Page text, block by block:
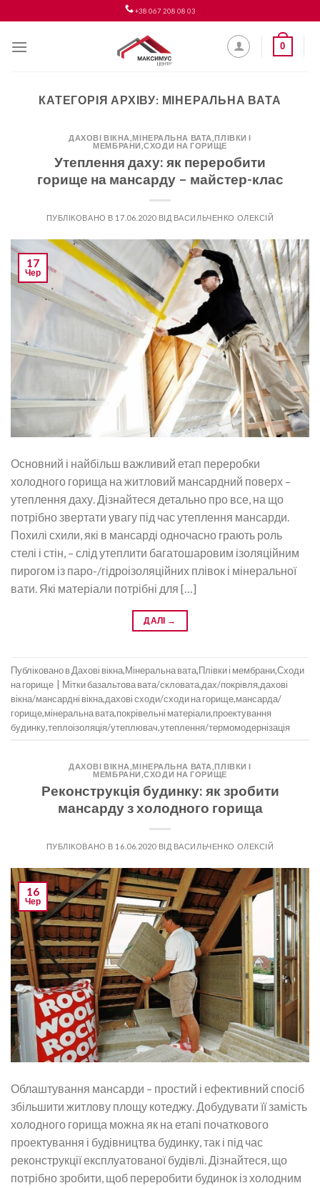
to
content
+38 067 208 08 03
0
КАТЕГОРІЯ АРХІВУ: МІНЕРАЛЬНА ВАТА
ДАХОВІ ВІКНА ,МІНЕРАЛЬНА ВАТА ,ПЛІВКИ І
МЕМБРАНИ ,СХОДИ НА ГОРИЩЕ
Утеплення даху: як переробити
горище на мансарду – майстер-клас
ПУБЛІКОВАНО В 17.06.2020 ВІД ВАСИЛЬЧЕНКО ОЛЕКСІЙ
17
Чер
Основний і найбільш важливий етап переробки
холодного горища на житловий мансардний поверх –
утеплення даху. Дізнайтеся детально про все, на що
потрібно звертати увагу під час утеплення мансарди.
Похилі схили, які в мансарді одночасно грають роль
стелі і стін, – слід утеплити багатошаровим ізоляційним
пирогом із паро-/гідроізоляційних плівок і мінеральної
вати. Які матеріали потрібні для […]
ДАЛІ →
Публіковано вДахові вікна,Мінеральна вата,Плівки і мембрани,Сходи
на горище | Міткибазальтова вата/скловата,дах/покрівля,дахові
вікна/мансардні вікна,дахові сходи/сходи на горище,мансарда/
горище,мінеральна вата,покрівельні матеріали,проектування
будинку,теплоізоляція/утеплювач,утеплення/термомодернізація
ДАХОВІ ВІКНА ,МІНЕРАЛЬНА ВАТА ,ПЛІВКИ І
МЕМБРАНИ ,СХОДИ НА ГОРИЩЕ
Реконструкція будинку: як зробити
мансарду з холодного горища
ПУБЛІКОВАНО В 16.06.2020 ВІД ВАСИЛЬЧЕНКО ОЛЕКСІЙ
16
Чер
Облаштування мансарди – простий і ефективний спосіб
збільшити житлову площу котеджу. Добудувати її замість
холодного горища можна як на етапі початкового
проектування і будівництва будинку, так і під час
реконструкції експлуатованої будівлі. Дізнайтеся, що
потрібно зробити, щоб переробити будинок із холодним